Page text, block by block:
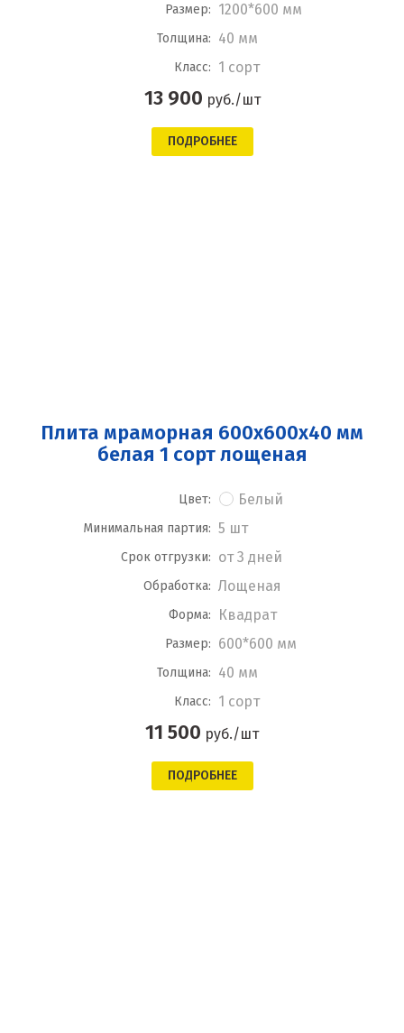
Размер: 1200*600 мм
Толщина: 40 мм
Класс: 1 сорт
13 900 руб./шт
ПОДРОБНЕЕ
Плита мраморная 600x600x40 мм
белая 1 сорт лощеная
Цвет: Белый
Минимальная партия: 5 шт
Срок отгрузки: от 3 дней
Обработка: Лощеная
Форма: Квадрат
Размер: 600*600 мм
Толщина: 40 мм
Класс: 1 сорт
11 500 руб./шт
ПОДРОБНЕЕ